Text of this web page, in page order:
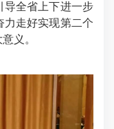
导全省上下进一步
力走好实现第二个
义。